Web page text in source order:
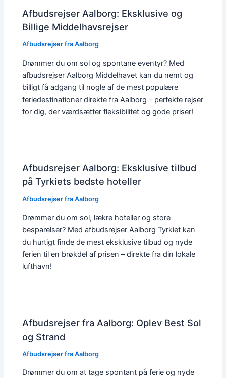
Afbudsrejser Aalborg: Eksklusive og
Billige Middelhavsrejser
Afbudsrejser fra Aalborg
Drømmer du om sol og spontane eventyr? Med
afbudsrejser Aalborg Middelhavet kan du nemt og
billigt få adgang til nogle af de mest populære
feriedestinationer direkte fra Aalborg – perfekte rejser
for dig, der værdsætter fleksibilitet og gode priser!
Afbudsrejser Aalborg: Eksklusive tilbud
på Tyrkiets bedste hoteller
Afbudsrejser fra Aalborg
Drømmer du om sol, lækre hoteller og store
besparelser? Med afbudsrejser Aalborg Tyrkiet kan
du hurtigt finde de mest eksklusive tilbud og nyde
ferien til en brøkdel af prisen – direkte fra din lokale
lufthavn!
Afbudsrejser fra Aalborg: Oplev Best Sol
og Strand
Afbudsrejser fra Aalborg
Drømmer du om at tage spontant på ferie og nyde